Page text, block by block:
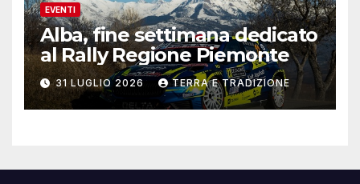
EVENTI
Alba, fine settimana dedicato
al Rally Regione Piemonte
31 LUGLIO 2026 TERRA E TRADIZIONE